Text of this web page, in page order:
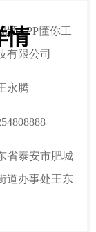
频APP懂你工
有限公司
永腾
东省泰安市肥城
道办事处王东
情